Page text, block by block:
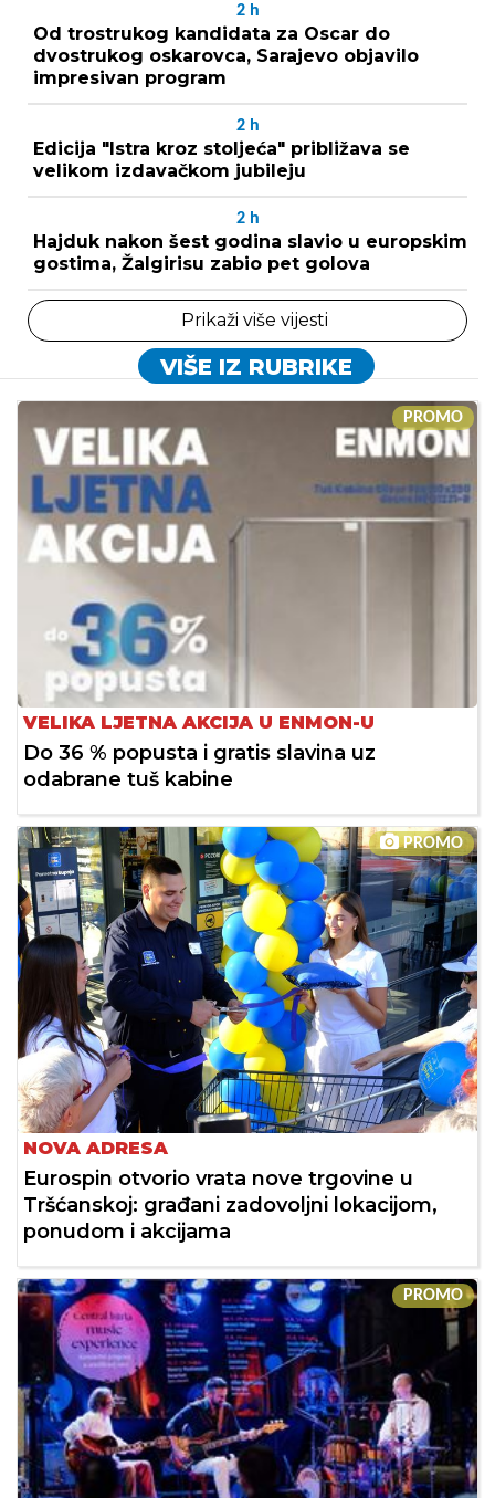
2 h
Od trostrukog kandidata za Oscar do
dvostrukog oskarovca, Sarajevo objavilo
impresivan program
2 h
Edicija "Istra kroz stoljeća" približava se
velikom izdavačkom jubileju
2 h
Hajduk nakon šest godina slavio u europskim
gostima, Žalgirisu zabio pet golova
Prikaži više vijesti
VIŠE IZ RUBRIKE
PROMO
VELIKA LJETNA AKCIJA U ENMON-U
Do 36 % popusta i gratis slavina uz
odabrane tuš kabine
PROMO
NOVA ADRESA
Eurospin otvorio vrata nove trgovine u
Tršćanskoj: građani zadovoljni lokacijom,
ponudom i akcijama
PROMO